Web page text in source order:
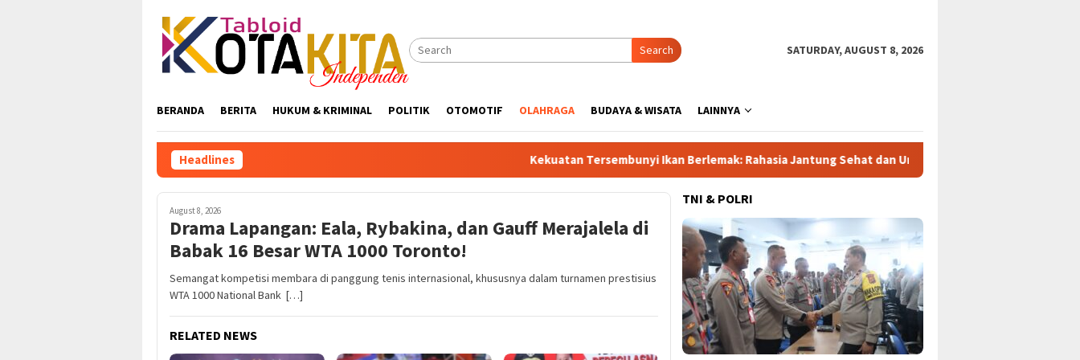
content
Search SATURDAY, AUGUST 8, 2026
BERANDA BERITA HUKUM & KRIMINAL POLITIK OTOMOTIF OLAHRAGA BUDAYA & WISATA LAINNYA
Headlines Kekuatan Tersembunyi Ikan Berlemak: Rahasia Jantung Sehat dan Umur Panjang
August 8, 2026
Drama Lapangan: Eala, Rybakina, dan Gauff Merajalela di
Babak 16 Besar WTA 1000 Toronto!
Semangat kompetisi membara di panggung tenis internasional, khususnya dalam turnamen prestisius
WTA 1000 National Bank […]
RELATED NEWS
TNI & POLRI